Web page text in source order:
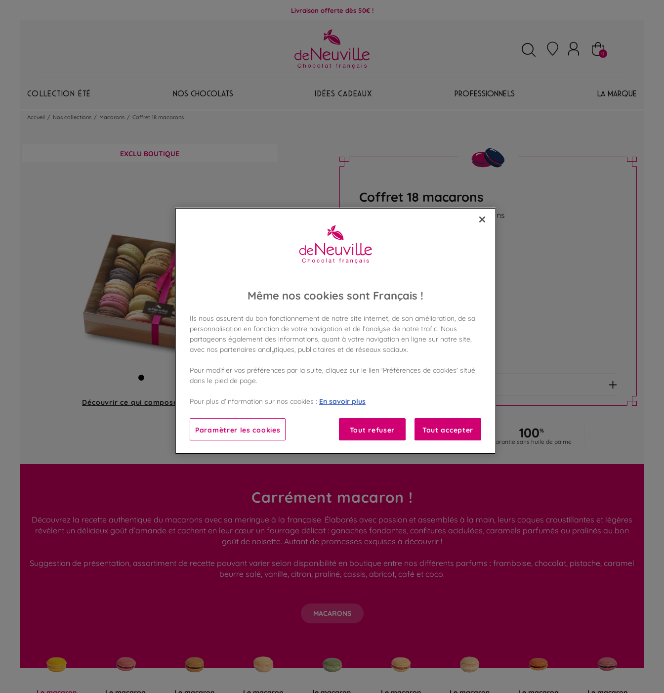
Livraison offerte dès 50€ !
0
Collection Été Nos chocolats Idées Cadeaux Professionnels La marque
Accueil / Nos collections / Macarons / Coffret 18 macarons
EXCLU BOUTIQUE
Découvrir ce qui compose un coffret
Coffret 18 macarons
Assortiment de 18 irrésistibles macarons
33,50 €
Poids 250g
dès 50€ d'achat
Gagnez 33 points de fidélité !
avec notre programme Privilège
100%
Fabriqué en France 100%
Garantie sans huile de palme
Carrément macaron !
Découvrez la recette authentique du macarons avec sa meringue à la française. Élaborés avec passion et assemblés à la main, leurs coques croustillantes et légères
révèlent un délicieux goût d’amande et cachent en leur cœur un fourrage délicat : ganaches fondantes, confitures acidulées, caramels parfumés ou pralinés au bon
goût de noisette. Autant de promesses exquises à découvrir !
Suggestion de présentation, assortiment de recette pouvant varier selon disponibilité en boutique entre nos différents parfums : framboise, chocolat, pistache, caramel
beurre salé, vanille, citron, praliné, cassis, abricot, café et coco.
MACARONS
Même nos cookies sont Français !
Ils nous assurent du bon fonctionnement de notre site internet, de son amélioration, de sa
personnalisation en fonction de votre navigation et de l'analyse de notre trafic. Nous
partageons également des informations, quant à votre navigation en ligne sur notre site,
avec nos partenaires analytiques, publicitaires et de réseaux sociaux.
Pour modifier vos préférences par la suite, cliquez sur le lien 'Préférences de cookies' situé
dans le pied de page.
Pour plus d’information sur nos cookies : En savoir plus
Paramètrer les cookies Tout refuser Tout accepter